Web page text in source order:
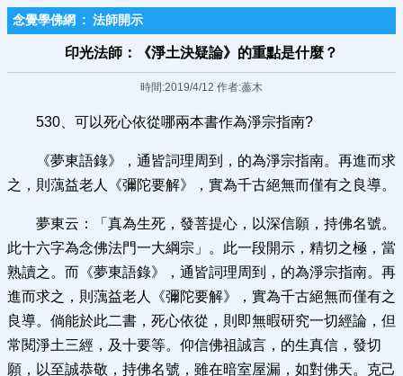
念覺學佛網 : 法師開示
印光法師：《淨土決疑論》的重點是什麼？
時間:2019/4/12 作者:藎木
530、可以死心依從哪兩本書作為淨宗指南?
《夢東語錄》，通皆詞理周到，的為淨宗指南。再進而求
之，則蕅益老人《彌陀要解》，實為千古絕無而僅有之良導。
夢東云：「真為生死，發菩提心，以深信願，持佛名號。
此十六字為念佛法門一大綱宗」。此一段開示，精切之極，當
熟讀之。而《夢東語錄》，通皆詞理周到，的為淨宗指南。再
進而求之，則蕅益老人《彌陀要解》，實為千古絕無而僅有之
良導。倘能於此二書，死心依從，則即無暇研究一切經論，但
常閱淨土三經，及十要等。仰信佛祖誠言，的生真信，發切
願，以至誠恭敬，持佛名號，雖在暗室屋漏，如對佛天。克己